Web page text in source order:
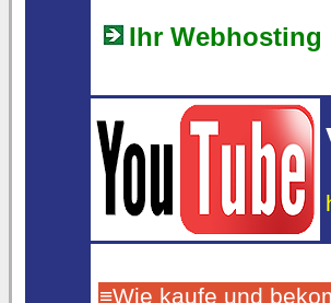
Ihr
≡Wie kaufe und